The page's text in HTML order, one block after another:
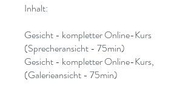
Inhalt:
Gesicht - kompletter Online-Kurs
(Sprecheransicht - 75min)
Gesicht - kompletter Online-Kurs,
(Galerieansicht - 75min)